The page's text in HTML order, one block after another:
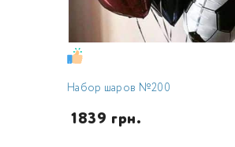
Набор шаров №200
1839 грн.